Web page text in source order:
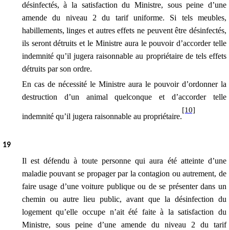
désinfectés, à la satisfaction du Ministre, sous peine d’une
amendedu niveau 2 du tarif uniforme. Si tels meubles,
habillements, linges et autres effets ne peuvent être désinfectés,
ils seront détruits et le Ministre aura le pouvoir d’accorder telle
indemnité qu’il jugera raisonnable au propriétaire de tels effets
détruits par son ordre.
En cas de nécessité le Ministre aura le pouvoir d’ordonner la
destruction d’un animal quelconque et d’accorder telle
indemnité qu’il jugera raisonnable au propriétaire.
[10]
19
Il est défendu à toute personne qui aura été atteinte d’une
maladie pouvant se propager par la contagion ou autrement, de
faire usage d’une voiture publique ou de se présenter dans un
chemin ou autre lieu public, avant que la désinfection du
logement qu’elle occupe n’ait été faite à la satisfaction du
Ministre, sous peine d’une amende du niveau 2 du tarif